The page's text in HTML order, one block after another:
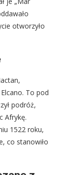
otworzyło
To pod
podróż,
Afrykę.
1522 roku,
co stanowiło